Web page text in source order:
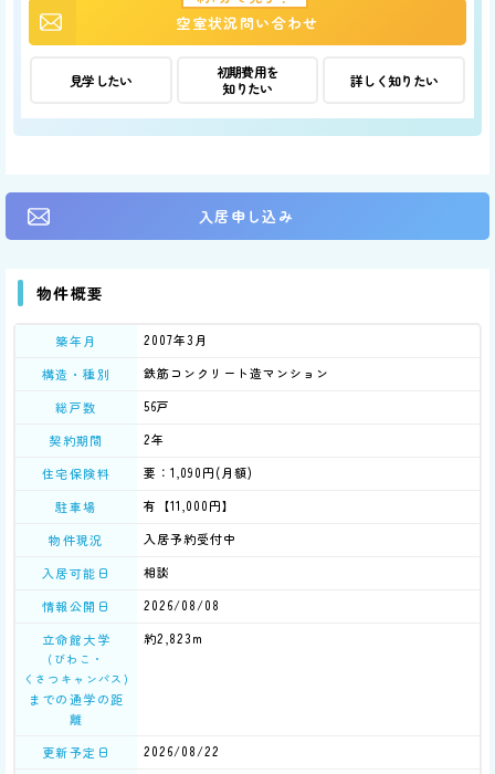
空室状況問い合わせ
見学したい
初期費用を
知りたい
詳しく知りたい
入居申し込み
物件概要
築年月
2007年3月
構造・種別
鉄筋コンクリート造マンション
総戸数
56戸
契約期間
2年
住宅保険料
要：1,090円(月額)
駐車場
有【11,000円】
物件現況
入居予約受付中
入居可能日
相談
情報公開日
2026/08/08
立命館大学
(びわこ・
くさつキャンパス)
までの通学の距
離
約2,823m
更新予定日
2026/08/22